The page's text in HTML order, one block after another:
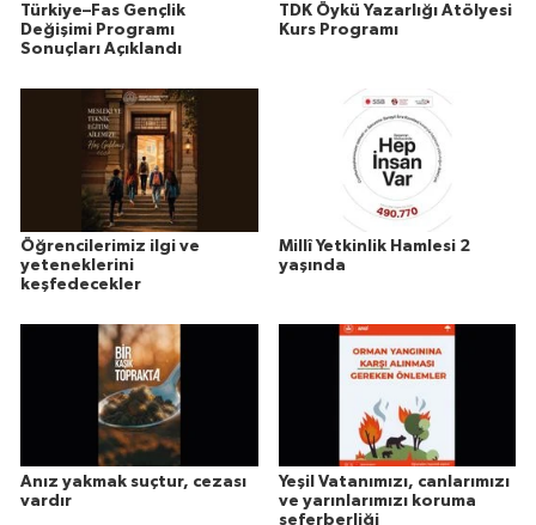
Türkiye–Fas Gençlik
Değişimi Programı
Sonuçları Açıklandı
TDK Öykü Yazarlığı Atölyesi
Kurs Programı
Öğrencilerimiz ilgi ve
yeteneklerini
keşfedecekler
Millî Yetkinlik Hamlesi 2
yaşında
Anız yakmak suçtur, cezası
vardır
Yeşil Vatanımızı, canlarımızı
ve yarınlarımızı koruma
seferberliği